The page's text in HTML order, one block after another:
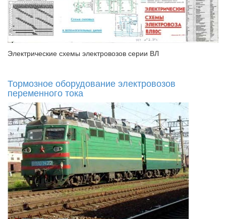
Электрические схемы электровозов серии ВЛ
Тормозное оборудование электровозов
переменного тока